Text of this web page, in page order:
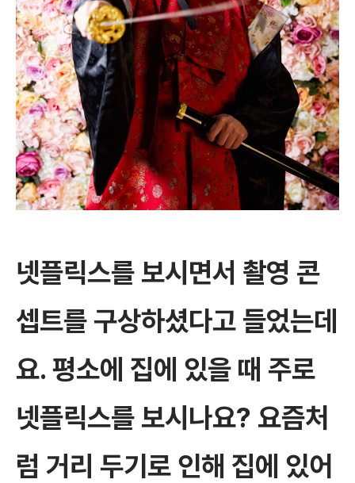
넷플릭스를 보시면서 촬영 콘
셉트를 구상하셨다고 들었는데
요. 평소에 집에 있을 때 주로
넷플릭스를 보시나요? 요즘처
럼 거리 두기로 인해 집에 있어